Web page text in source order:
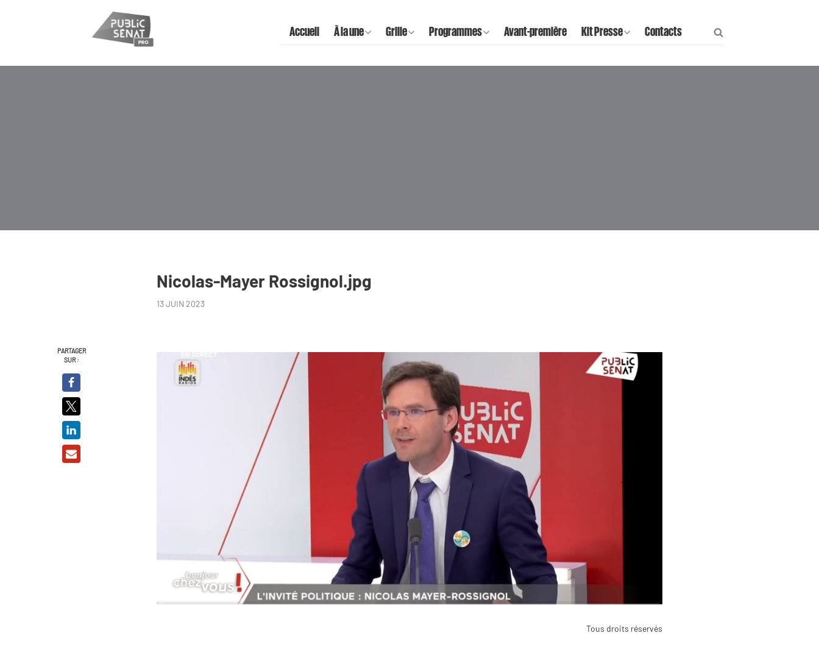
Accueil À la une Grille Programmes Avant-première Kit Presse Contacts
Nicolas-Mayer Rossignol.jpg
13 JUIN 2023
PARTAGER
SUR :
Tous droits réservés